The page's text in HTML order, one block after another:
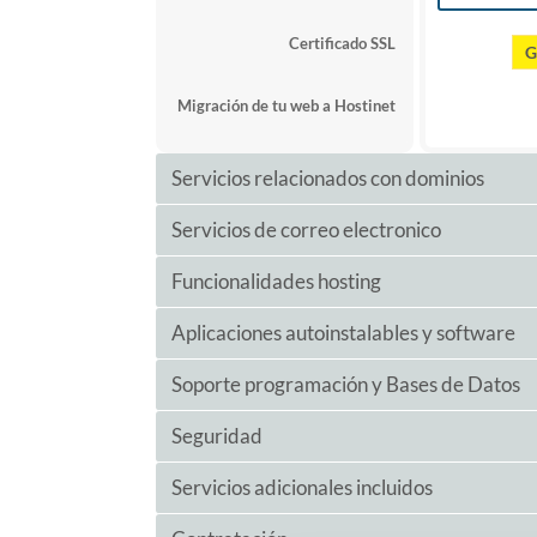
Certificado SSL
Migración de tu web a Hostinet
Servicios relacionados con dominios
Dominios
Subdominios
Dominios aparcados
Gestion de DNS
Servicios de correo electronico
Cuentas de correo
Webmail
Redirecciones y alias
Autoconfigurador
Funcionalidades hosting
Node.JS
Git
Accesos FTP
Aplicaciones autoinstalables y software
Herramienta "Crea tu Web"
Aplicaciones autoinstalables
Prestashop
Soporte programación y Bases de Datos
Espacio base de datos
Seguridad
Protección con contraseña de
Servicios adicionales incluidos